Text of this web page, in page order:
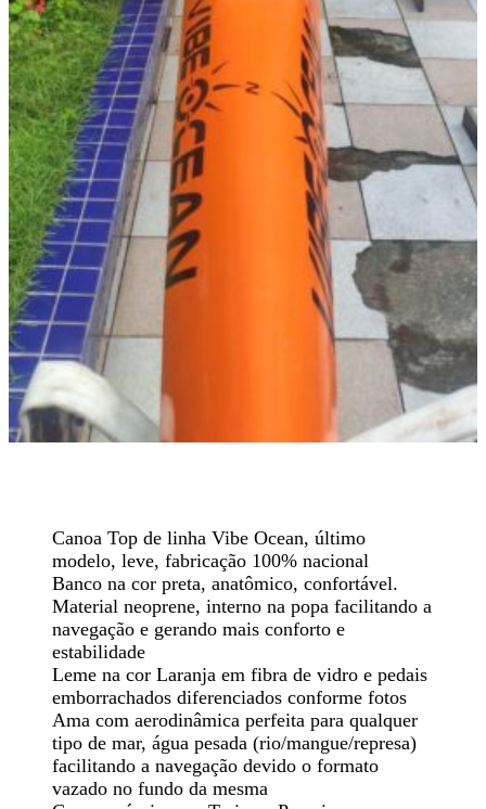
Canoa Top de linha Vibe Ocean, último
modelo, leve, fabricação 100% nacional
Banco na cor preta, anatômico, confortável.
Material neoprene, interno na popa facilitando a
navegação e gerando mais conforto e
estabilidade
Leme na cor Laranja em fibra de vidro e pedais
emborrachados diferenciados conforme fotos
Ama com aerodinâmica perfeita para qualquer
tipo de mar, água pesada (rio/mangue/represa)
facilitando a navegação devido o formato
vazado no fundo da mesma